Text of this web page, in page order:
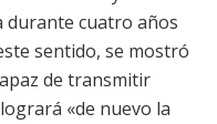
cuatro años
sentido, se mostró
de transmitir
«de nuevo la